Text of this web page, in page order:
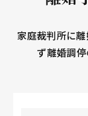
家庭裁判所に
ず離婚調